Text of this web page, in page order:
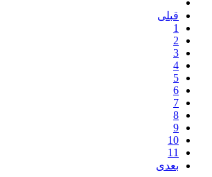
قبلی
1
2
3
4
5
6
7
8
9
10
11
بعدی